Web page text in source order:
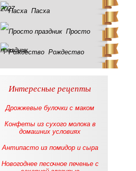
2027 Пасха
Просто
праздник Рождество
Интересные рецепты
Дрожжевые булочки с маком
Конфеты из сухого молока в
домашних условиях
Антипасто из помидор и сыра
Новогоднее песочное печенье с